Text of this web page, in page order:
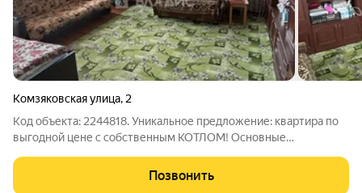
Комзяковская улица, 2
Код объекта: 2244818. Уникальное предложение: квартира по
выгодной цене с собственным КОТЛОМ! Основные
Вязники, Комзяковская улица, 2. (р-н Толмачево) - Год
постройки: 1959. - Материал
Позвонить